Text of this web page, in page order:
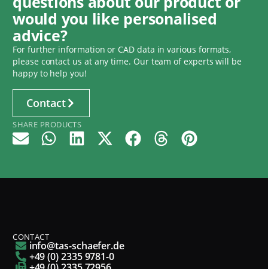
would you like personalised
advice?
For further information or CAD data in various formats,
please contact us at any time. Our team of experts will be
happy to help you!
Contact
SHARE PRODUCTS
CONTACT
info@tas-schaefer.de
+49 (0) 2335 9781-0